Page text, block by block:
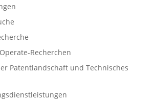
Recherchen
Patentlandschaft und Technisches